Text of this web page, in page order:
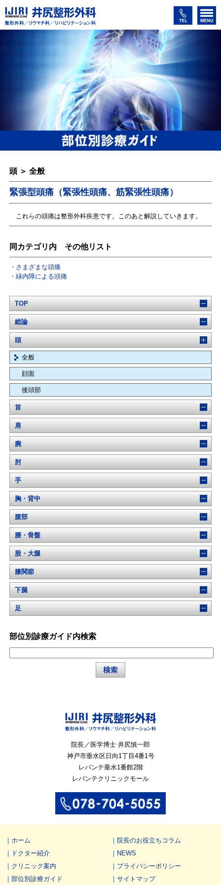
頭 ＞ 全般
緊張型頭痛（緊張性頭痛、筋緊張性頭痛）
これらの頭痛は整形外科疾患です。このあと解説していきます。
同カテゴリ内 その他リスト
さまざまな頭痛
緑内障による頭痛
TOP
総論
頭
全般
顔面
後頭部
首
肩
腕
肘
手
胸・背中
腹部
腰・骨盤
股・大腿
膝関節
下腿
足
部位別診療ガイド内検索
院長／医学博士 井尻慎一郎
神戸市垂水区日向1丁目4番1号
レバンテ垂水1番館2階
レバンテクリニックモール
ホーム
ドクター紹介
クリニック案内
部位別診療ガイド
院長のお役立ちコラム
NEWS
プライバシーポリシー
サイトマップ